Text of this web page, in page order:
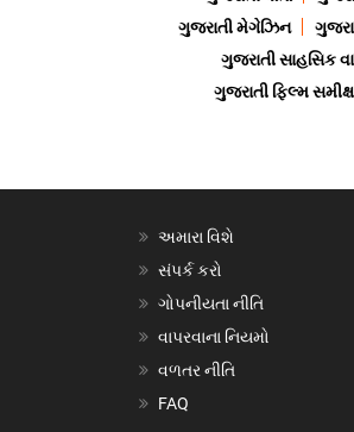
ગુજરાતી મેગેઝિન
ગુજરાતી સાહસિક
ગુજરાતી ફિલ્મ
અમારા વિશે
સંપર્ક કરો
ગોપનીયતા નીતિ
વાપરવાના નિયમો
વળતર નીતિ
FAQ